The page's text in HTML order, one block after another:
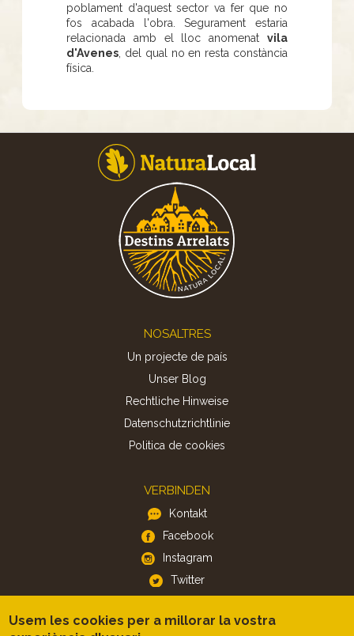
poblament d'aquest sector va fer que no
fos acabada l'obra. Segurament estaria
relacionada amb el lloc anomenat vila
d'Avenes , del qual no en resta constància
física.
NOSALTRES
Un projecte de país
Unser Blog
Rechtliche Hinweise
Datenschutzrichtlinie
Politica de cookies
VERBINDEN
Kontakt
Facebook
Instagram
Twitter
APP
Usem les cookies per a millorar la vostra